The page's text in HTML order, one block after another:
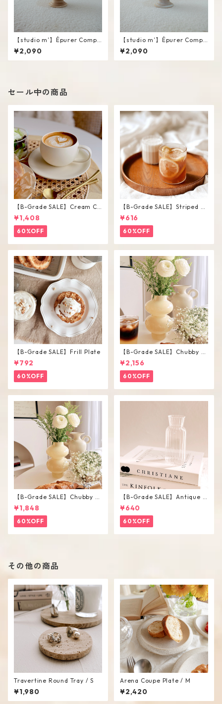
【studio m’】Épurer Compo
te #Pink beige / S
¥2,090
【studio m’】Épurer Compo
te #White / S
¥2,090
セール中の商品
【B-Grade SALE】Cream Co
lor Round Shape Cup Saucer
Set
¥1,408
60%OFF
【B-Grade SALE】Striped Sh
ort Glass / M
¥616
60%OFF
【B-Grade SALE】Frill Plate
¥792
60%OFF
【B-Grade SALE】Chubby V
ase / L
¥2,156
60%OFF
【B-Grade SALE】Chubby V
ase / M
¥1,848
60%OFF
【B-Grade SALE】Antique F
lower Vase #C
¥640
60%OFF
その他の商品
Travertine Round Tray / S
¥1,980
Arena Coupe Plate / M
¥2,420